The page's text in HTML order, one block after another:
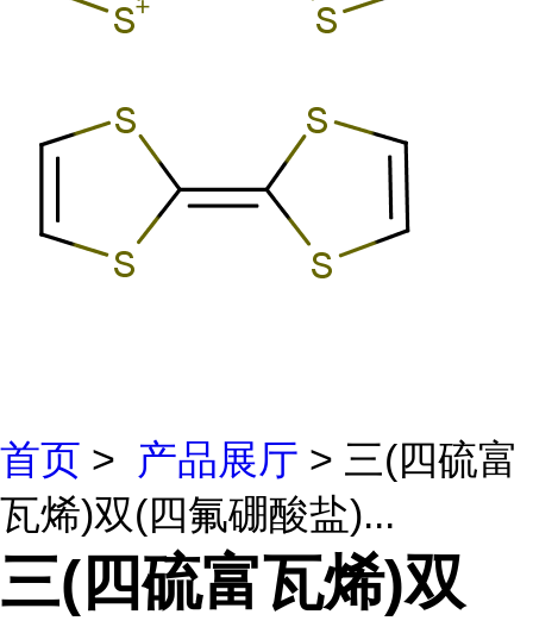
首页 > 产品展厅 > 三(四硫富
瓦烯)双(四氟硼酸盐)...
三(四硫富瓦烯)双